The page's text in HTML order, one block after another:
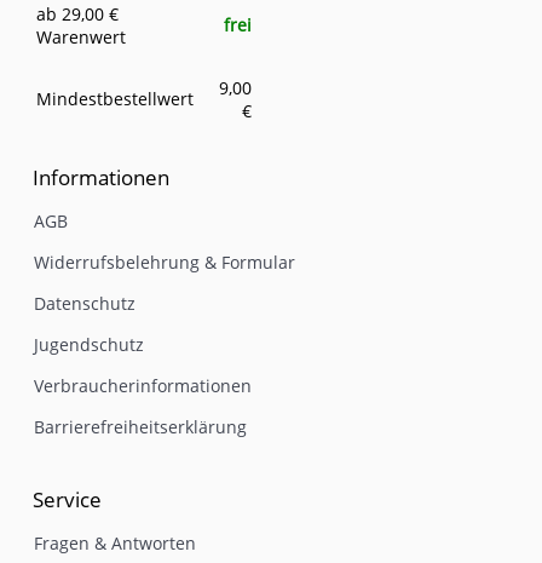
ab 29,00 €
Warenwert
frei
Mindestbestellwert
9,00
€
Informationen
AGB
Widerrufsbelehrung & Formular
Datenschutz
Jugendschutz
Verbraucherinformationen
Barrierefreiheitserklärung
Service
Fragen & Antworten